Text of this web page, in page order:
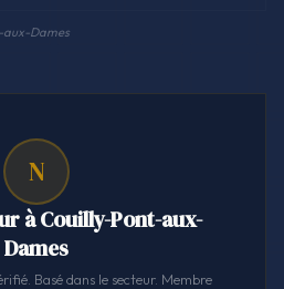
aux-Dames
N
à Couilly-Pont-aux-
Dames
Basé dans le secteur. Membre